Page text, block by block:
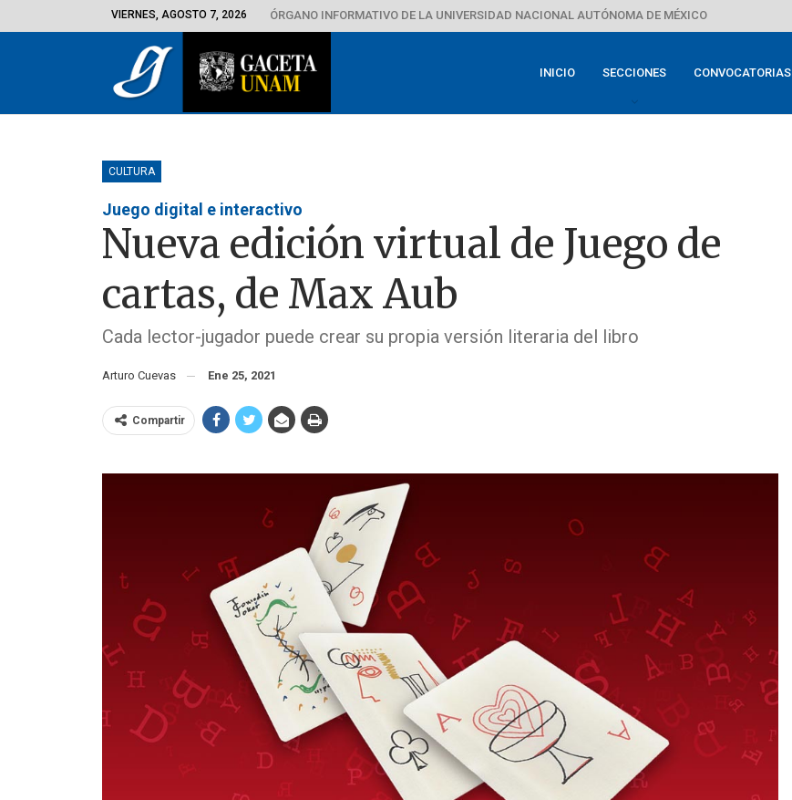
VIERNES, AGOSTO 7, 2026 ÓRGANO INFORMATIVO DE LA UNIVERSIDAD NACIONAL AUTÓNOMA DE MÉXICO
INICIO SECCIONES CONVOCATORIAS
CULTURA
Juego digital e interactivo
Nueva edición virtual de Juego de
cartas, de Max Aub
Cada lector-jugador puede crear su propia versión literaria del libro
Arturo Cuevas Ene 25, 2021
Compartir